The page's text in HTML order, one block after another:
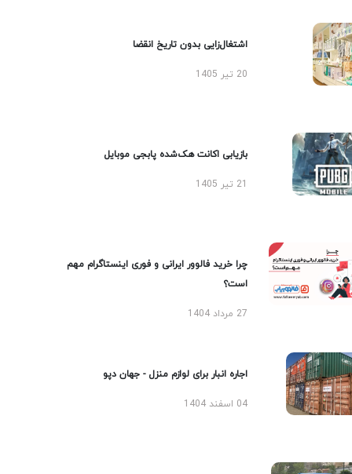
اشتغال‌زایی بدون تاریخ انقضا
20 تیر 1405
بازیابی اکانت هک‌شده پابجی موبایل
چرا خرید فالوور ایرانی و فوری اینستاگرام مهم
است؟
27 مرداد 1404
اجاره انبار برای لوازم منزل - جهان دپو
04 اسفند 1404